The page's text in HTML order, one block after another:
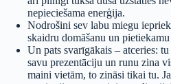
nepieciešama enerģija.
Nodrošini sev labu miegu
skaidru domāšanu un
Un pats svarīgākais – atceries:
savu prezentāciju un runu zina
maini vietām, to zināsi tikai tu.